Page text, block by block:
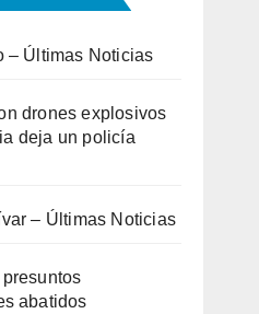
– Últimas Noticias
drones explosivos
deja un policía
– Últimas Noticias
abatidos